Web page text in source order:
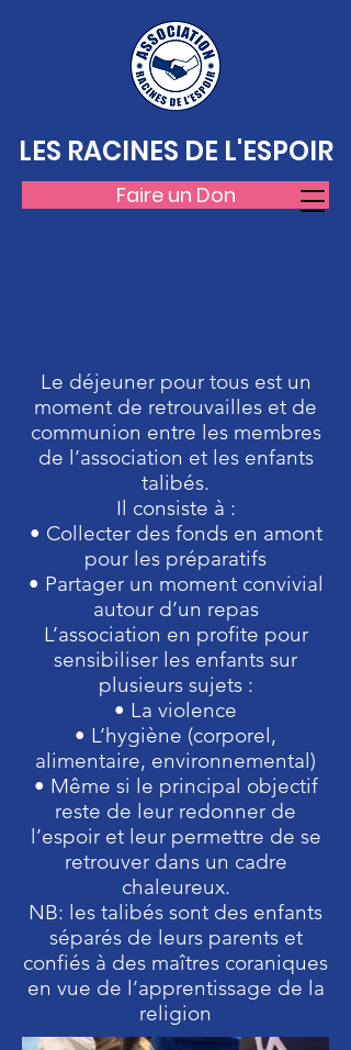
LES RACINES DE L'ESPOIR
Faire un Don
Le déjeuner pour tous est un
moment de retrouvailles et de
communion entre les membres
de l’association et les enfants
talibés.
Il consiste à :
• Collecter des fonds en amont
pour les préparatifs
• Partager un moment convivial
autour d’un repas
L’association en profite pour
sensibiliser les enfants sur
plusieurs sujets :
• La violence
• L’hygiène (corporel,
alimentaire, environnemental)
• Même si le principal objectif
reste de leur redonner de
l’espoir et leur permettre de se
retrouver dans un cadre
chaleureux.
​NB: les talibés sont des enfants
séparés de leurs parents et
confiés à des maîtres coraniques
en vue de l’apprentissage de la
religion